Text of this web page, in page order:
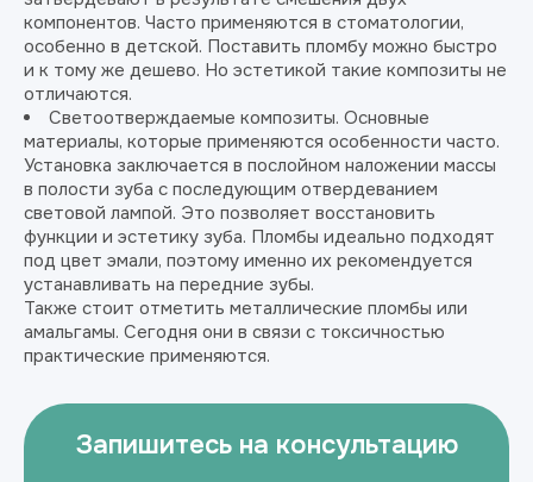
компонентов. Часто применяются в стоматологии,
особенно в детской. Поставить пломбу можно быстро
и к тому же дешево. Но эстетикой такие композиты не
отличаются.
Светоотверждаемые композиты. Основные
материалы, которые применяются особенности часто.
Установка заключается в послойном наложении массы
в полости зуба с последующим отвердеванием
световой лампой. Это позволяет восстановить
функции и эстетику зуба. Пломбы идеально подходят
под цвет эмали, поэтому именно их рекомендуется
устанавливать на передние зубы.
Также стоит отметить металлические пломбы или
амальгамы. Сегодня они в связи с токсичностью
практические применяются.
Запишитесь на консультацию